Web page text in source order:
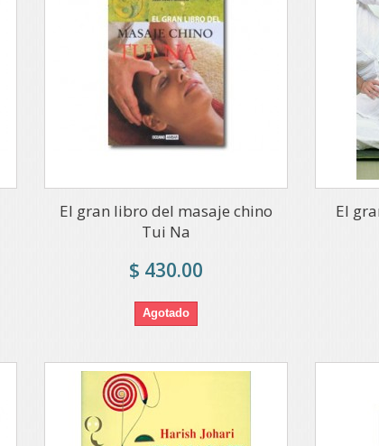
El gran libro del masaje chino
Tui Na
$ 430.00
Agotado
El